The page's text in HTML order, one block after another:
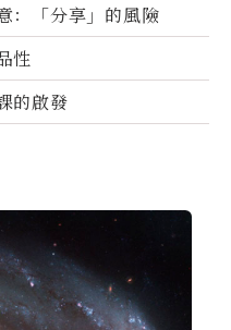
：「分享」的風險
性
的啟發